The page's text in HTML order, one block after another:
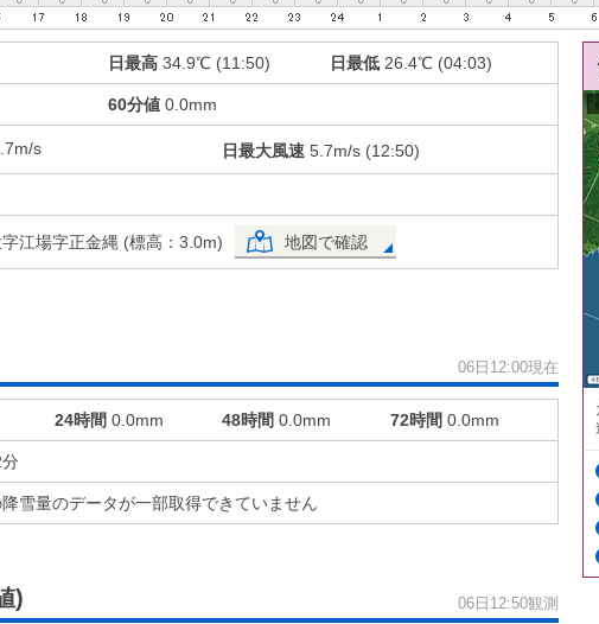
日最高34.9℃ (11:50) 日最低26.4℃ (04:03)
60分値0.0mm
s 日最大風速 5.7m/s (12:50)
江場字正金縄 (標高：3.0m) 地図で確認
06日12:00現在
24時間 0.0mm 48時間 0.0mm 72時間 0.0mm
雪量のデータが一部取得できていません
) 06日12:50観測